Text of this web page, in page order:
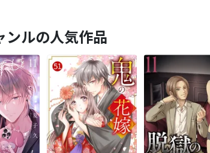
ンルの人気作品